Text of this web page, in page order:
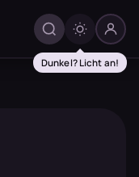
Dunkel? Licht an!